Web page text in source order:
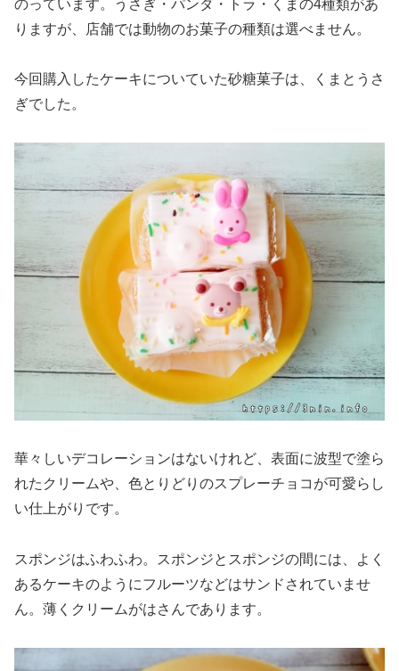
のっています。うさぎ・パンダ・トラ・くまの4種類があ
りますが、店舗では動物のお菓子の種類は選べません。
今回購入したケーキについていた砂糖菓子は、くまとうさ
ぎでした。
華々しいデコレーションはないけれど、表面に波型で塗ら
れたクリームや、色とりどりのスプレーチョコが可愛らし
い仕上がりです。
スポンジはふわふわ。スポンジとスポンジの間には、よく
あるケーキのようにフルーツなどはサンドされていませ
ん。薄くクリームがはさんであります。